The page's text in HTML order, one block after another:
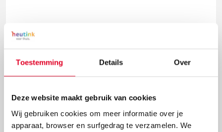
Toestemming Details Over
Deze website maakt gebruik van cookies
Wij gebruiken cookies om meer informatie over je
apparaat, browser en surfgedrag te verzamelen. We
€ 5,09
Bestel nu